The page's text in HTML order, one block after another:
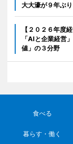
大大濠が９年ぶ
【２０２６年度
「AIと企業経営
値」の３分野
食べる
暮らす・働く